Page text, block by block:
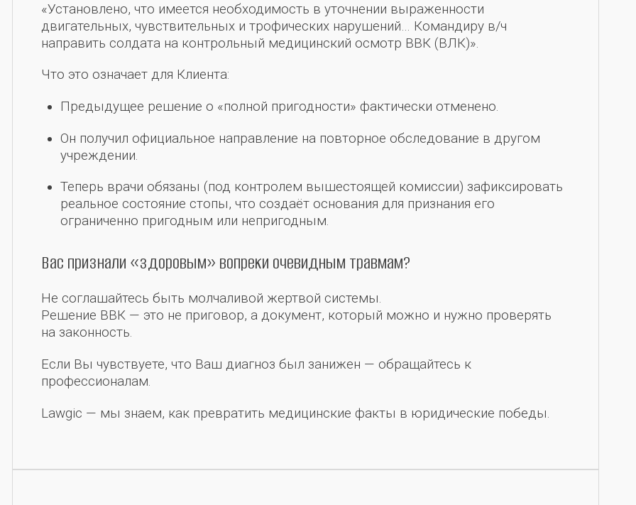
«Установлено, что имеется необходимость в уточнении выраженности
двигательных, чувствительных и трофических нарушений… Командиру в/ч
направить солдата на контрольный медицинский осмотр ВВК (ВЛК)».
Что это означает для Клиента:
Предыдущее решение о «полной пригодности» фактически отменено.
Он получил официальное направление на повторное обследование в другом
учреждении.
Теперь врачи обязаны (под контролем вышестоящей комиссии) зафиксировать
реальное состояние стопы, что создаёт основания для признания его
ограниченно пригодным или непригодным.
Вас признали «здоровым» вопреки очевидным травмам?
Не соглашайтесь быть молчаливой жертвой системы.
Решение ВВК — это не приговор, а документ, который можно и нужно проверять
на законность.
Если Вы чувствуете, что Ваш диагноз был занижен — обращайтесь к
профессионалам.
Lawgic — мы знаем, как превратить медицинские факты в юридические победы.